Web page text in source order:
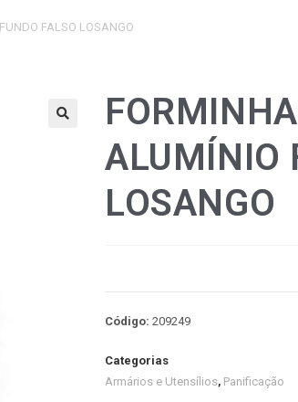
FALSO LOSANGO
ALUMÍNIO
LOSANGO
Código: 209249
Categorias
Armários e Utensílios, Panificação